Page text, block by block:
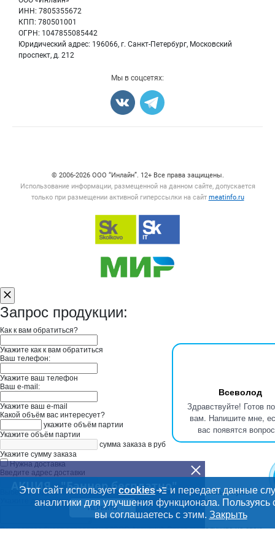
Всеволод
Здравствуйте! Готов
вам. Напишите мне,
вас появятся
АКЦИЯ - "Баннер бесплатно"
ПЕРЕЙТИ
ИНН: 7805355672
КПП: 780501001
ОГРН: 1047855085442
Юридический адрес: 196066, г. Санкт-Петербург, Московский
проспект, д. 212
Вакансии
Мы в соцсетях:
© 2006‑2026 ООО “Инлайн”. 12+ Все права защищены.
Использование информации, размещенной на данном сайте, допускается
только при размещении активной гиперссылки на сайт meatinfo.ru
Этот сайт используетcookies
и передает данные
аналитики для улучшения функционала. Пользуясь
вы соглашаетесь с этим. Закрыть
Запрос продукции:
Как к вам обратиться?
Укажите как к вам обратиться
Ваш телефон:
Укажите ваш телефон
Ваш e-mail:
Укажите ваш e-mail
Какой объём вас интересует?
укажите объём партии
Укажите объём партии
сумма заказа в руб
Укажите сумму заказа
Нужна доставка
Введите адрес доставки
Выберите адрес из выпадающего списка и уточните населенный пункт
Укажите дополнительную информацию при необходимости
Ваш запрос будет отправлен в "ООО Авентин". Ответ вы получите на свою